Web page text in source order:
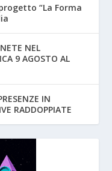
“La Forma
NEL
9 AGOSTO AL
IN
RADDOPPIATE